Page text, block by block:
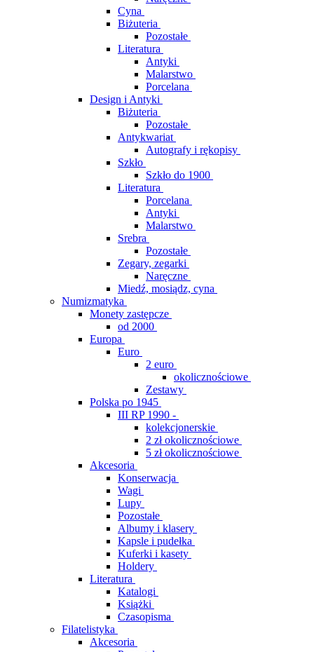
Cyna
Biżuteria
Pozostałe
Literatura
Antyki
Malarstwo
Porcelana
Design i Antyki
Biżuteria
Pozostałe
Antykwariat
Autografy i rękopisy
Szkło
Szkło do 1900
Literatura
Porcelana
Antyki
Malarstwo
Srebra
Pozostałe
Zegary, zegarki
Naręczne
Miedź, mosiądz, cyna
Numizmatyka
Monety zastępcze
od 2000
Europa
Euro
2 euro
okolicznościowe
Zestawy
Polska po 1945
III RP 1990 -
kolekcjonerskie
2 zł okolicznościowe
5 zł okolicznościowe
Akcesoria
Konserwacja
Wagi
Lupy
Pozostałe
Albumy i klasery
Kapsle i pudełka
Kuferki i kasety
Holdery
Literatura
Katalogi
Książki
Czasopisma
Filatelistyka
Akcesoria